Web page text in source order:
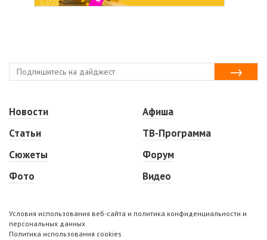
Новости
Статьи
Сюжеты
Фото
Афиша
ТВ-Программа
Форум
Видео
Условия использования веб-сайта и политика конфиденциальности и
персональных данных
Политика использования cookies